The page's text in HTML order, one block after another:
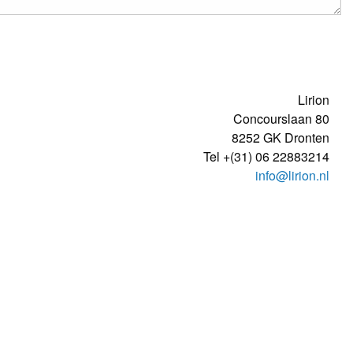
Lirion
Concourslaan 80
8252 GK Dronten
Tel +(31) 06 22883214
info@lirion.nl